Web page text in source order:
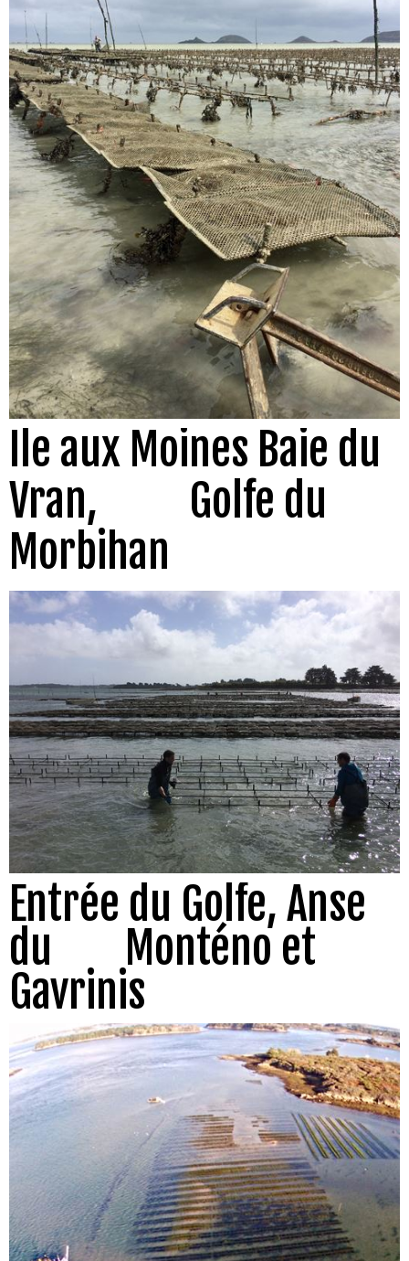
Ile aux Moines Baie du
Vran, Golfe du
Morbihan
Entrée du Golfe, Anse
du Monténo et
Gavrinis